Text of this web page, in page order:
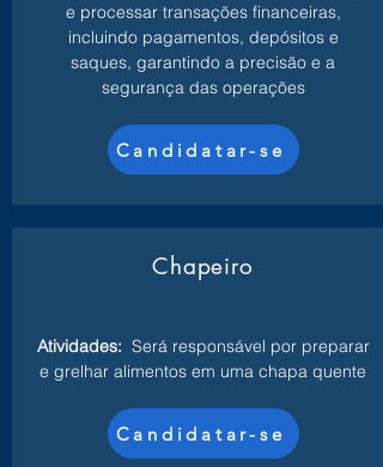
e processar transações financeiras,
incluindo pagamentos, depósitos e
saques, garantindo a precisão e a
segurança das operações
Candidatar-se
Chapeiro
Atividades: Será responsável por preparar
e grelhar alimentos em uma chapa quente
Candidatar-se